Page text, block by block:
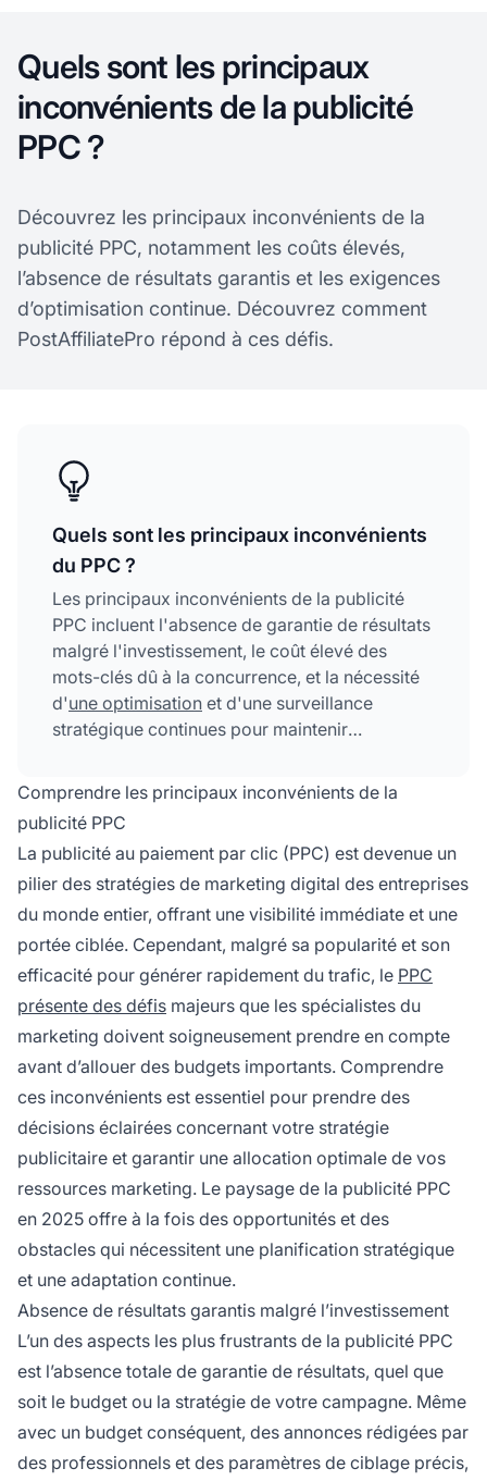
Quels sont les principaux
inconvénients de la publicité
PPC ?
Découvrez les principaux inconvénients de la
publicité PPC, notamment les coûts élevés,
l’absence de résultats garantis et les exigences
d’optimisation continue. Découvrez comment
PostAffiliatePro répond à ces défis.
Quels sont les principaux inconvénients
du PPC ?
Les principaux inconvénients de la publicité
PPC incluent l'absence de garantie de résultats
malgré l'investissement, le coût élevé des
mots-clés dû à la concurrence, et la nécessité
d'une optimisation et d'une surveillance
stratégique continues pour maintenir
Comprendre les principaux inconvénients de la
publicité PPC
La publicité au paiement par clic (PPC) est devenue un
pilier des stratégies de marketing digital des entreprises
du monde entier, offrant une visibilité immédiate et une
portée ciblée. Cependant, malgré sa popularité et son
efficacité pour générer rapidement du trafic, le PPC
présente des défis majeurs que les spécialistes du
marketing doivent soigneusement prendre en compte
avant d’allouer des budgets importants. Comprendre
ces inconvénients est essentiel pour prendre des
décisions éclairées concernant votre stratégie
publicitaire et garantir une allocation optimale de vos
ressources marketing. Le paysage de la publicité PPC
en 2025 offre à la fois des opportunités et des
obstacles qui nécessitent une planification stratégique
et une adaptation continue.
Absence de résultats garantis malgré l’investissement
L’un des aspects les plus frustrants de la publicité PPC
est l’absence totale de garantie de résultats, quel que
soit le budget ou la stratégie de votre campagne. Même
avec un budget conséquent, des annonces rédigées par
des professionnels et des paramètres de ciblage précis,